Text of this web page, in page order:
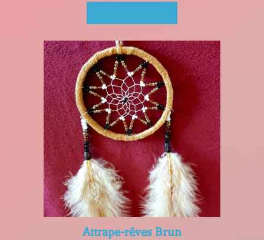
prix
initial
était :
€18,00.
prix
actuel
est :
€11,00.
Attrape-rêves Brun